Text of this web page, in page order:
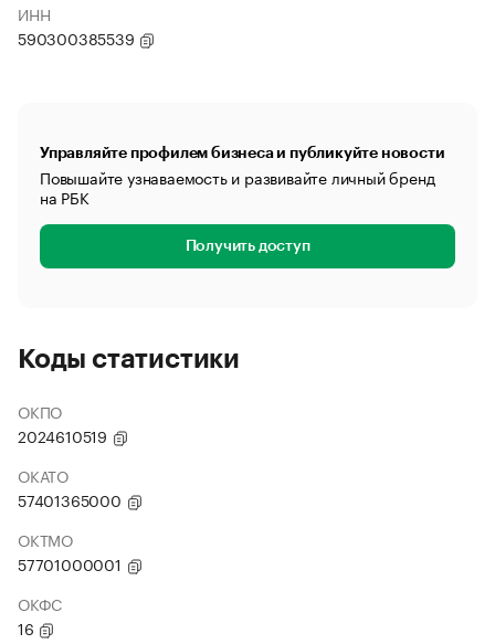
ИНН
590300385539
Управляйте профилем бизнеса и публикуйте новости
Повышайте узнаваемость и развивайте личный бренд
на РБК
Получить доступ
Коды статистики
ОКПО
2024610519
ОКАТО
57401365000
ОКТМО
57701000001
ОКФС
16